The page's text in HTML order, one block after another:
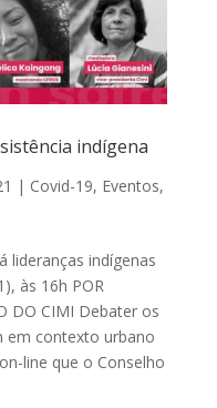
indígena
| Covid-19, Eventos,
lideranças indígenas
às 16h POR
DO CIMI Debater os
em contexto urbano
line que o Conselho